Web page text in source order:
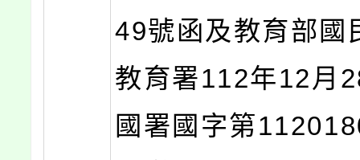
49號函及教育部國
教育署112年12月
國署國字第